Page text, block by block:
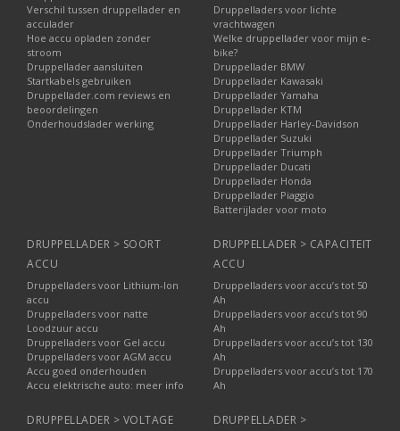
Verschil tussen druppellader en
acculader
Hoe accu opladen zonder
stroom
Druppellader aansluiten
Startkabels gebruiken
Druppellader.com reviews en
beoordelingen
Onderhoudslader werking
Druppelladers voor lichte
vrachtwagen
Welke druppellader voor mijn e-
bike?
Druppellader BMW
Druppellader Kawasaki
Druppellader Yamaha
Druppellader KTM
Druppellader Harley-Davidson
Druppellader Suzuki
Druppellader Triumph
Druppellader Ducati
Druppellader Honda
Druppellader Piaggio
Batterijlader voor moto
DRUPPELLADER > SOORT
ACCU
Druppelladers voor Lithium-Ion
accu
Druppelladers voor natte
Loodzuur accu
Druppelladers voor Gel accu
Druppelladers voor AGM accu
Accu goed onderhouden
Accu elektrische auto: meer info
DRUPPELLADER > CAPACITEIT
ACCU
Druppelladers voor accu’s tot 50
Ah
Druppelladers voor accu’s tot 90
Ah
Druppelladers voor accu’s tot 130
Ah
Druppelladers voor accu’s tot 170
Ah
DRUPPELLADER > VOLTAGE
DRUPPELLADER >